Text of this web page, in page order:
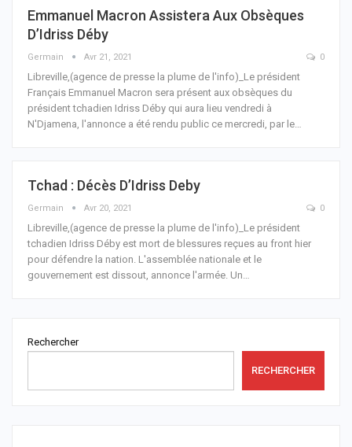
Emmanuel Macron Assistera Aux Obsèques
D’Idriss Déby
Germain Avr 21, 2021 0
Libreville,(agence de presse la plume de l'info)_Le président
Français Emmanuel Macron sera présent aux obsèques du
président tchadien Idriss Déby qui aura lieu vendredi à
N'Djamena, l'annonce a été rendu public ce mercredi, par le…
Tchad : Décès D’Idriss Deby
Germain Avr 20, 2021 0
Libreville,(agence de presse la plume de l'info)_Le président
tchadien Idriss Déby est mort de blessures reçues au front hier
pour défendre la nation. L'assemblée nationale et le
gouvernement est dissout, annonce l'armée. Un…
Rechercher
RECHERCHER